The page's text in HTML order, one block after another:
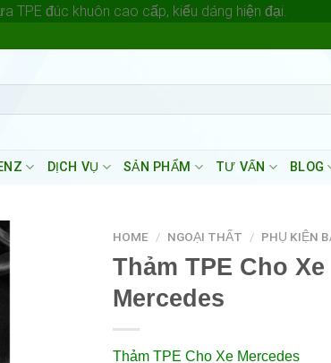
TPE đúc khuôn cao cấp, kiểu dáng hiện đại.
DỊCH VỤ SẢN PHẨM TƯ VẤN BLOG
HOME / NGOẠI THẤT / PHỤ KIỆN
Thảm TPE Cho Xe
Mercedes
Thảm TPE Cho Xe Mercedes